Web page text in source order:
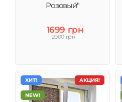
Розовый"
1699 грн
2000 грн
АКЦИЯ!
ХИТ!
NEW!